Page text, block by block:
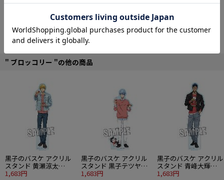
隔月発売の、進化する美少女コンテンツ雑誌「E☆2（えつ）」か
ら、“CARNELIAN”先生が描く華枕のキャラクター「アサガオ」と、“珈琲貴
族”先生がおくる大好評発売中の初画集でもお馴染みのイラストをデザインした
「THE BLEND」、そして“KEI”先生の画集“find ‐KEI ARTWORKS‐”にも収録さ
れてる美しいイラストをデザインした「桜」の3種類のカードスリーブが登場で
■1パック：スリーブ60枚入り
■カードスリーブ素材：OP/CPラミネート
■表面：透明 裏面：7C印刷(4C＋白×2＋銀)
■スリーブサイズ：67×92mm
(C)CARNELIAN／mediation (C)2013 華壇倶楽部
" ブロッコリー "の他の商品
黒子のバスケ アクリル
スタンド 黄瀬涼太
Strawberry Ver.
1,683円
黒子のバスケ アクリル
スタンド 黒子テツヤ
Strawberry Ver.
1,683円
黒子のバスケ アクリル
スタンド 青峰大輝
Strawberry Ver.
1,683円